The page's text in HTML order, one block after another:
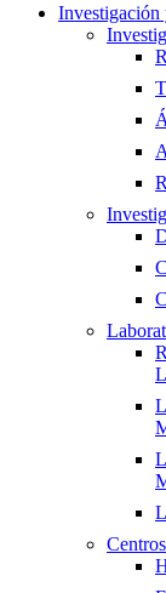
Investigación
Centros